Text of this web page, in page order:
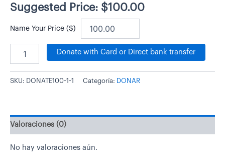
Suggested Price: $100.00
Name Your Price ($)
Donate with Card or Direct bank transfer
SKU: DONATE100-1-1 Categoría: DONAR
Valoraciones (0)
No hay valoraciones aún.